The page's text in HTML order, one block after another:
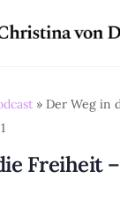
» Der Weg in
Freiheit